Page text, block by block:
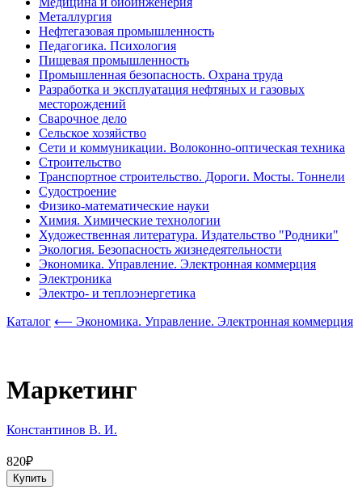
Металлургия
Нефтегазовая промышленность
Педагогика. Психология
Пищевая промышленность
Промышленная безопасность. Охрана труда
Разработка и эксплуатация нефтяных и газовых
месторождений
Сварочное дело
Сельское хозяйство
Сети и коммуникации. Волоконно-оптическая техника
Строительство
Транспортное строительство. Дороги. Мосты. Тоннели
Судостроение
Физико-математические науки
Химия. Химические технологии
Художественная литература. Издательство "Родники"
Экология. Безопасность жизнедеятельности
Экономика. Управление. Электронная коммерция
Электроника
Электро- и теплоэнергетика
Каталог ⟵ Экономика. Управление. Электронная коммерция
Маркетинг
Константинов В. И.
820₽
Купить